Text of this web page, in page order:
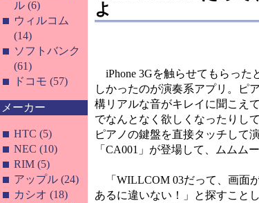
ル (6)
ウィルコム
(14)
ソフトバンク
(61)
ドコモ (57)
メーカー
HTC (5)
NEC (10)
RIM (5)
アップル (24)
カシオ (18)
よ
iPhone 3Gを触らせてもらった
しかったのが演奏系アプリ。ピ
構リアルな音がキレイに聞こえ
でなんとなく欲しくなったりし
ピアノの鍵盤を直接タッチして
「CA001」が登場して、ムムム
「WILLCOM 03だって、画面
あるに違いない！」と探すこと